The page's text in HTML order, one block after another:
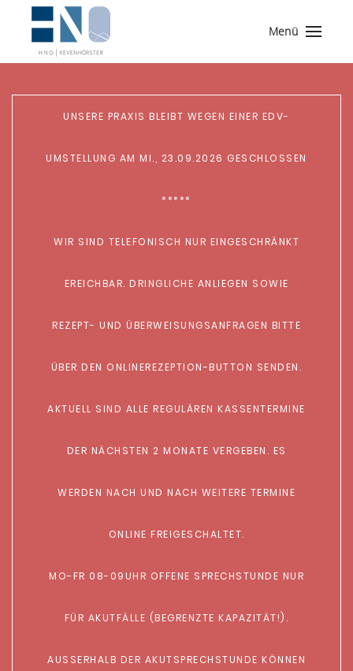
Menü
UNSERE PRAXIS BLEIBT WEGEN EINER EDV-
UMSTELLUNG AM MI., 23.09.2026 GESCHLOSSEN
*****
WIR SIND TELEFONISCH NUR EINGESCHRÄNKT
EREICHBAR. DRINGLICHE ANLIEGEN SOWIE
REZEPT- UND ÜBERWEISUNGSANFRAGEN BITTE
ÜBER DEN ONLINEREZEPTION-BUTTON SENDEN.
AKTUELL SIND ALLE REGULÄREN KASSENTERMINE
DER NÄCHSTEN 2 MONATE VERGEBEN. ES
WERDEN NACH UND NACH WEITERE TERMINE
ONLINE FREIGESCHALTET.
MO-FR 08-09UHR OFFENE SPRECHSTUNDE NUR
FÜR AKUTFÄLLE (BEGRENZTE KAPAZITÄT!).
AUSSERHALB DER AKUTSPRECHSTUNDE KÖNNEN